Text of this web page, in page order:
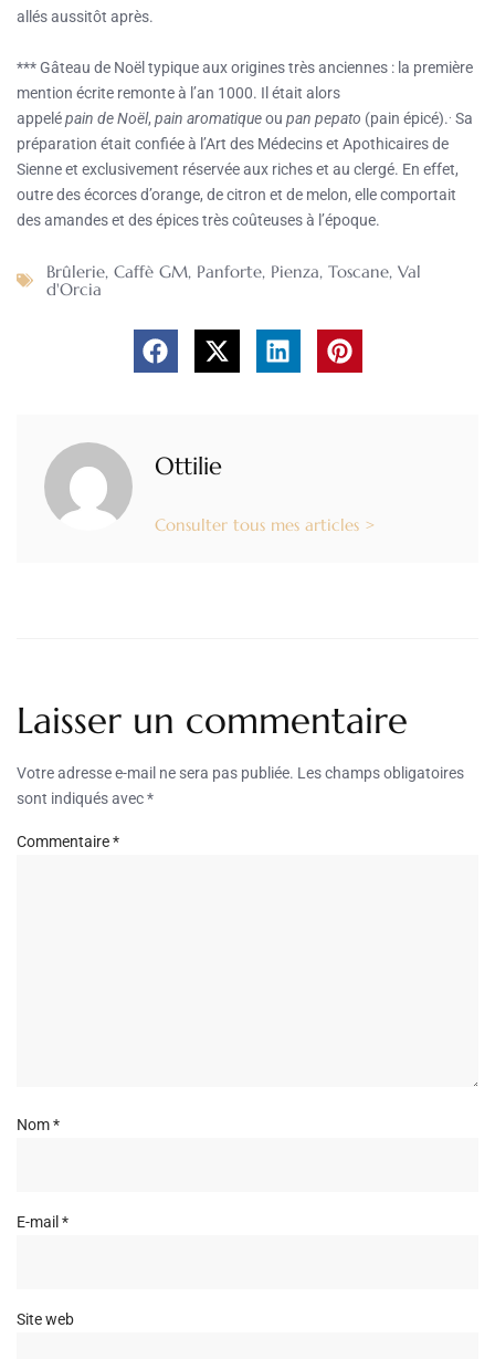
allés aussitôt après.
*** Gâteau de Noël typique aux origines très anciennes : la première
mention écrite remonte à l’an 1000. Il était alors
appelépain de Noël, pain aromatiqueou pan pepato (pain épicé). . Sa
préparation était confiée à l’Art des Médecins et Apothicaires de
Sienne et exclusivement réservée aux riches et au clergé. En effet,
outre des écorces d’orange, de citron et de melon, elle comportait
des amandes et des épices très coûteuses à l’époque.
Brûlerie, Caffè GM, Panforte, Pienza, Toscane, Val
d'Orcia
Ottilie
Consulter tous mes articles >
Laisser un commentaire
Votre adresse e-mail ne sera pas publiée. Les champs obligatoires
sont indiqués avec*
Commentaire*
Nom*
E-mail *
Site web